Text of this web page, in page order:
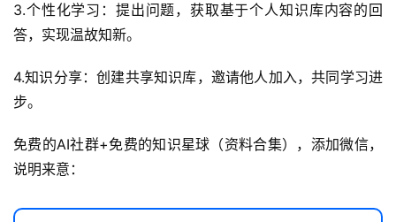
代
码
常
用
接
3.个性化学习：提出问题，获取基于个人知识库内容的回
答，实现温故知新。
4.知识分享：创建共享知识库，邀请他人加入，共同学习进
步。
免费的AI社群+免费的知识星球（资料合集），添加微信，
说明来意：